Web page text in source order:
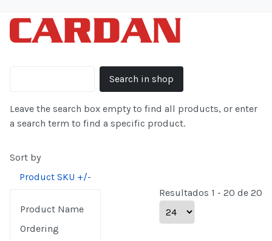
Leave the search box empty to find all products, or enter
a search term to find a specific product.
Sort by
Product SKU +/-
Product Name
Ordering
Resultados 1 - 20 de 20